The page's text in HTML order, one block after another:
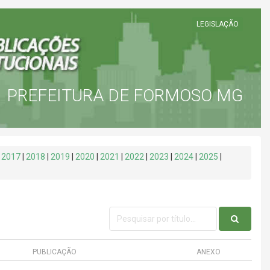
LEGISLAÇÃO
PREFEITURA DE FORMOSO MG
2017 2018 2019 2020 2021 2022 2023 2024 2025
PUBLICAÇÃO ANEXO